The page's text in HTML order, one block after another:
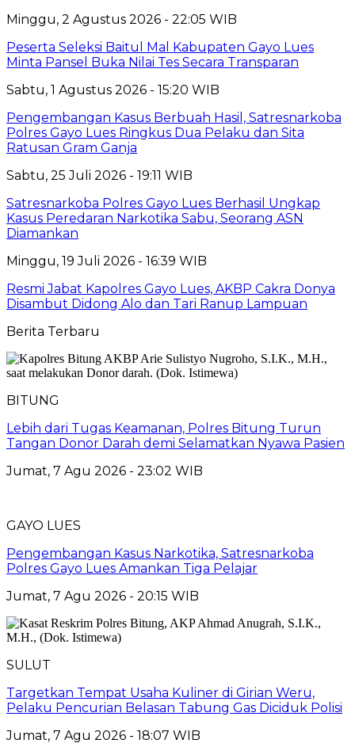
Minggu, 2 Agustus 2026 - 22:05 WIB
Peserta Seleksi Baitul Mal Kabupaten Gayo Lues
Minta Pansel Buka Nilai Tes Secara Transparan
Sabtu, 1 Agustus 2026 - 15:20 WIB
Pengembangan Kasus Berbuah Hasil, Satresnarkoba
Polres Gayo Lues Ringkus Dua Pelaku dan Sita
Ratusan Gram Ganja
Sabtu, 25 Juli 2026 - 19:11 WIB
Satresnarkoba Polres Gayo Lues Berhasil Ungkap
Kasus Peredaran Narkotika Sabu, Seorang ASN
Diamankan
Minggu, 19 Juli 2026 - 16:39 WIB
Resmi Jabat Kapolres Gayo Lues, AKBP Cakra Donya
Disambut Didong Alo dan Tari Ranup Lampuan
Berita Terbaru
BITUNG
Lebih dari Tugas Keamanan, Polres Bitung Turun
Tangan Donor Darah demi Selamatkan Nyawa Pasien
Jumat, 7 Agu 2026 - 23:02 WIB
GAYO LUES
Pengembangan Kasus Narkotika, Satresnarkoba
Polres Gayo Lues Amankan Tiga Pelajar
Jumat, 7 Agu 2026 - 20:15 WIB
SULUT
Targetkan Tempat Usaha Kuliner di Girian Weru,
Pelaku Pencurian Belasan Tabung Gas Diciduk Polisi
Jumat, 7 Agu 2026 - 18:07 WIB